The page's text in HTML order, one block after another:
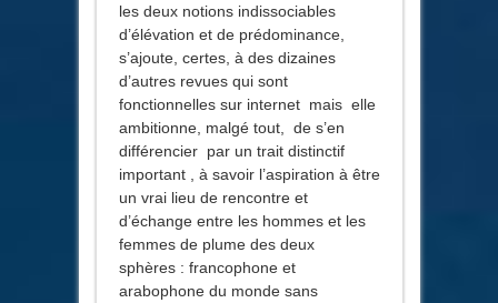
les deux notions indissociables
d’élévation et de prédominance,
s’ajoute, certes, à des dizaines
d’autres revues qui sont
fonctionnelles sur internet mais elle
ambitionne, malgé tout, de s’en
différencier par un trait distinctif
important , à savoir l’aspiration à être
un vrai lieu de rencontre et
d’échange entre les hommes et les
femmes de plume des deux
sphères : francophone et
arabophone du monde sans